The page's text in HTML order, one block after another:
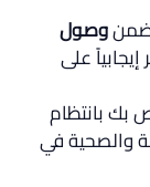
وصول
على
بك بانتظام
والصحية في